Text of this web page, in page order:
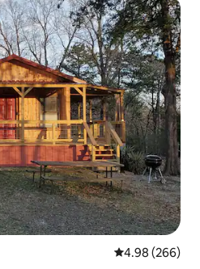
평점 4.98점(5
4.98 (266)